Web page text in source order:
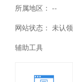
所属地区： --
网站状态： 未认领
辅助工具